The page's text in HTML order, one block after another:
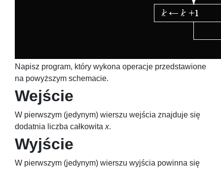
Napisz program, który wykona operacje przedstawione
na powyższym schemacie.
Wejście
W pierwszym (jedynym) wierszu wejścia znajduje się
dodatnia liczba całkowita x.
Wyjście
W pierwszym (jedynym) wierszu wyjścia powinna się